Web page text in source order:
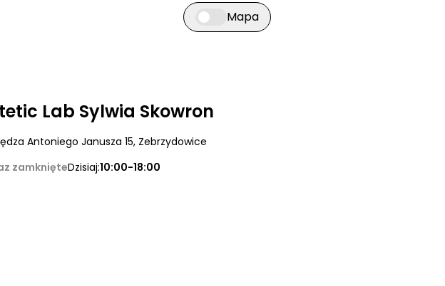
Przełącz widok mapy
Mapa
Lab Sylwia Skowron
Antoniego Janusza 15, Zebrzydowice
zamknięteDzisiaj:10:00-18:00